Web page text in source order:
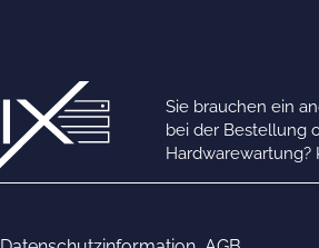
Sie brauchen ein
bei der Bestellung
Hardwarewartung?